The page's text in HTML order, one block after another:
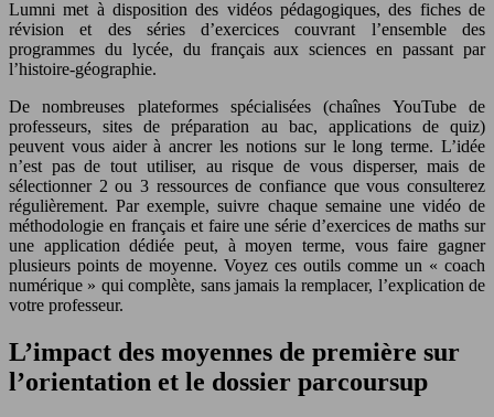
Lumni met à disposition des vidéos pédagogiques, des fiches de
révision et des séries d’exercices couvrant l’ensemble des
programmes du lycée, du français aux sciences en passant par
l’histoire-géographie.
De nombreuses plateformes spécialisées (chaînes YouTube de
professeurs, sites de préparation au bac, applications de quiz)
peuvent vous aider à ancrer les notions sur le long terme. L’idée
n’est pas de tout utiliser, au risque de vous disperser, mais de
sélectionner 2 ou 3 ressources de confiance que vous consulterez
régulièrement. Par exemple, suivre chaque semaine une vidéo de
méthodologie en français et faire une série d’exercices de maths sur
une application dédiée peut, à moyen terme, vous faire gagner
plusieurs points de moyenne. Voyez ces outils comme un « coach
numérique » qui complète, sans jamais la remplacer, l’explication de
votre professeur.
L’impact des moyennes de première sur
l’orientation et le dossier parcoursup